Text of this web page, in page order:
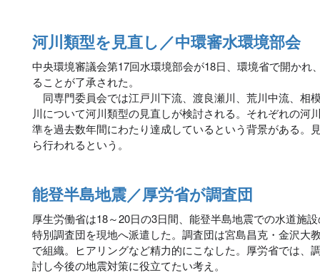
河川類型を見直し／中環審水環境部会
中央環境審議会第17回水環境部会が18日、環境省で開かれ
ることが了承された。
同専門委員会では江戸川下流、渡良瀬川、荒川中流、相
川について河川類型の見直しが検討される。それぞれの河
準を過去数年間にわたり達成しているという背景がある。
ら行われるという。
能登半島地震／厚労省が調査団
厚生労働省は18～20日の3日間、能登半島地震での水道施
特別調査団を現地へ派遣した。調査団は宮島昌克・金沢大
で組織。ヒアリングなど精力的にこなした。厚労省では、
討し今後の地震対策に役立てたい考え。